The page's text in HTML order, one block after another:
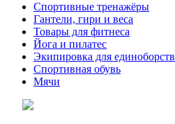
Спортивные тренажёры
Гантели, гири и веса
Товары для фитнеса
Йога и пилатес
Экипировка для единоборств
Спортивная обувь
Мячи